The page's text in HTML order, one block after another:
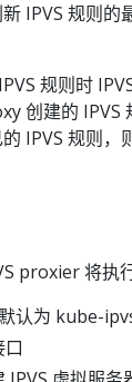
IPVS 规则
规则时
创建的 IPVS
IPVS 规则，
proxier 将执
认为 kube-